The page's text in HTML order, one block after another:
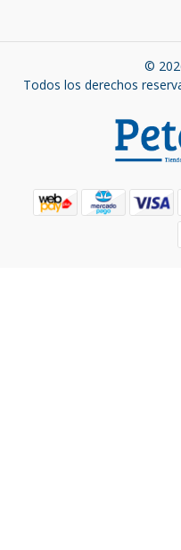
©
Todos los derechos